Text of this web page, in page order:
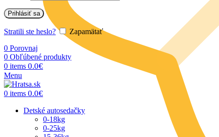
Prihlásiť sa
Stratili ste heslo?
Zapamätať
0 Porovnaj
0 Obľúbené produkty
0 items 0.0€
Menu
0 items 0.0€
Detské autosedačky
0-18kg
0-25kg